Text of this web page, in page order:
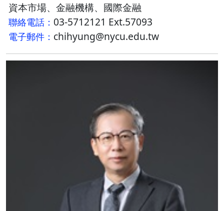
資本市場、金融機構、國際金融
聯絡電話： 03-5712121 Ext.57093
電子郵件： chihyung@nycu.edu.tw